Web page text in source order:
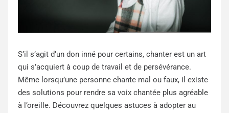
S’il s’agit d’un don inné pour certains, chanter est un art
qui s’acquiert à coup de travail et de persévérance.
Même lorsqu’une personne chante mal ou faux, il existe
des solutions pour rendre sa voix chantée plus agréable
à l’oreille. Découvrez quelques astuces à adopter au